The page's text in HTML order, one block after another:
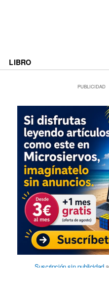
LIBRO
PUBLICIDAD
Suscripción sin publicidada